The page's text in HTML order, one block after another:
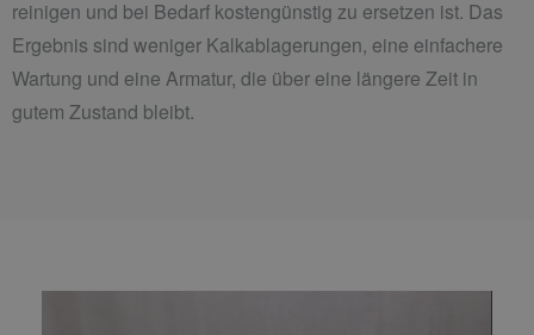
reinigen und bei Bedarf kostengünstig zu ersetzen ist. Das
Ergebnis sind weniger Kalkablagerungen, eine einfachere
Wartung und eine Armatur, die über eine längere Zeit in
gutem Zustand bleibt.